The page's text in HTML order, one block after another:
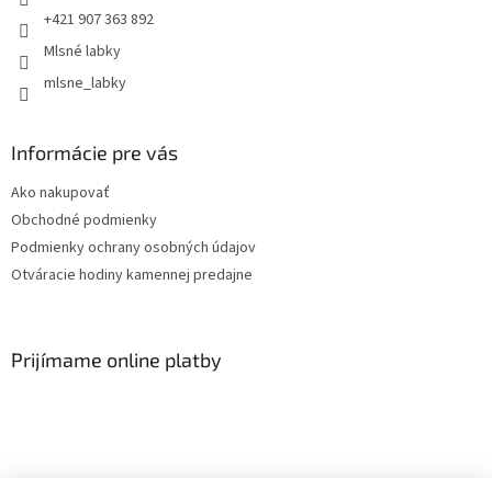
+421 907 363 892
Mlsné labky
mlsne_labky
Informácie pre vás
Ako nakupovať
Obchodné podmienky
Podmienky ochrany osobných údajov
Otváracie hodiny kamennej predajne
Prijímame online platby